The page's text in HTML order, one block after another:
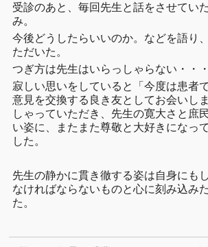
受診のあと、毎回先生と話をさせてい
み。
今後どうしたらいいのか。などを語り
ただいた。
つぎ方は先生はいらっしゃらない・・・
寂しい思いをしていると「今度は患者
意見を交換する良き友としてお会いし
しゃっていただき、先生の寛大さと庶
い姿に、またまた尊敬と大好きになっ
した。
先生の静かに貫き徹する姿は自身にも
なければならないものと心に刻み込み
た。